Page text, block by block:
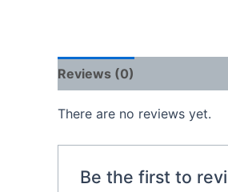
Reviews (0)
There are no reviews yet.
Be the first to